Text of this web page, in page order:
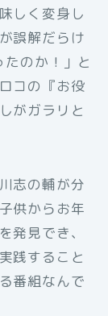
しく変身し
誤解だらけ
のか！」と
コの『お役
がガラリと
志の輔が分
供からお年
発見でき、
践すること
番組なんで